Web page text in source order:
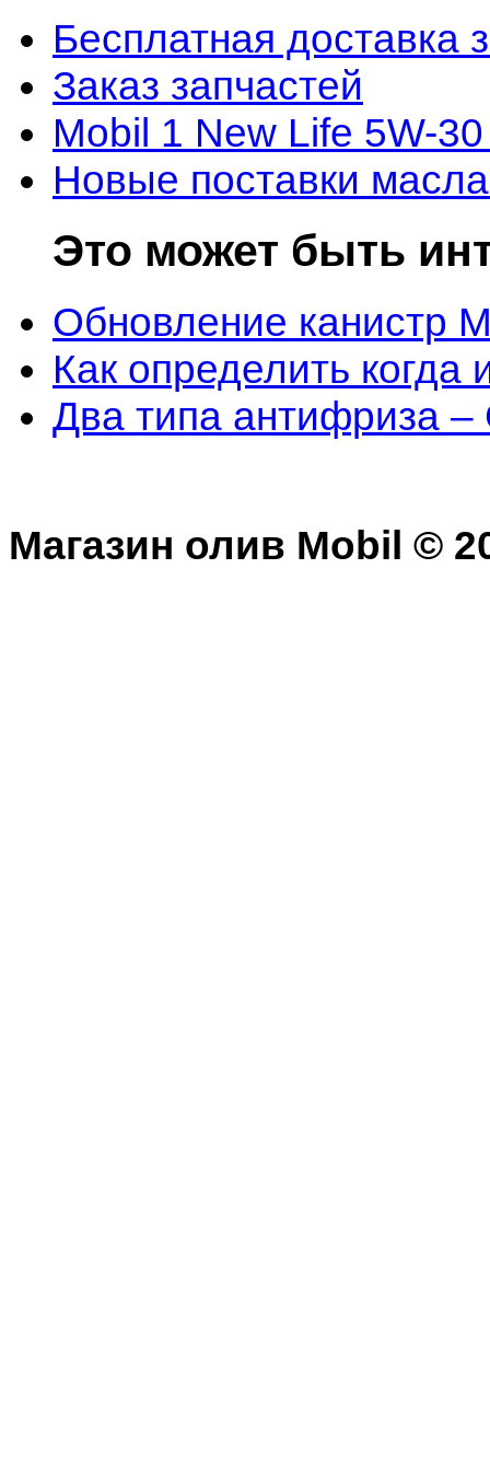
Бесплатная доставка
Заказ запчастей
Mobil 1 New Life 5W-
Новые поставки
Это может быть
Обновление канистр
Как определить когда
Два типа антифриза –
Магазин олив Mobil ©